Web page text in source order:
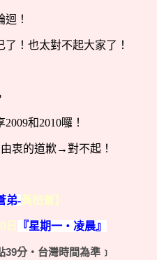
！
！也太對不起大家了！
2009和2010囉！
衷的道歉→對不起！
弟-黃柏蒼】
日 『星期一‧凌晨』
39分‧台灣時間為準﹞